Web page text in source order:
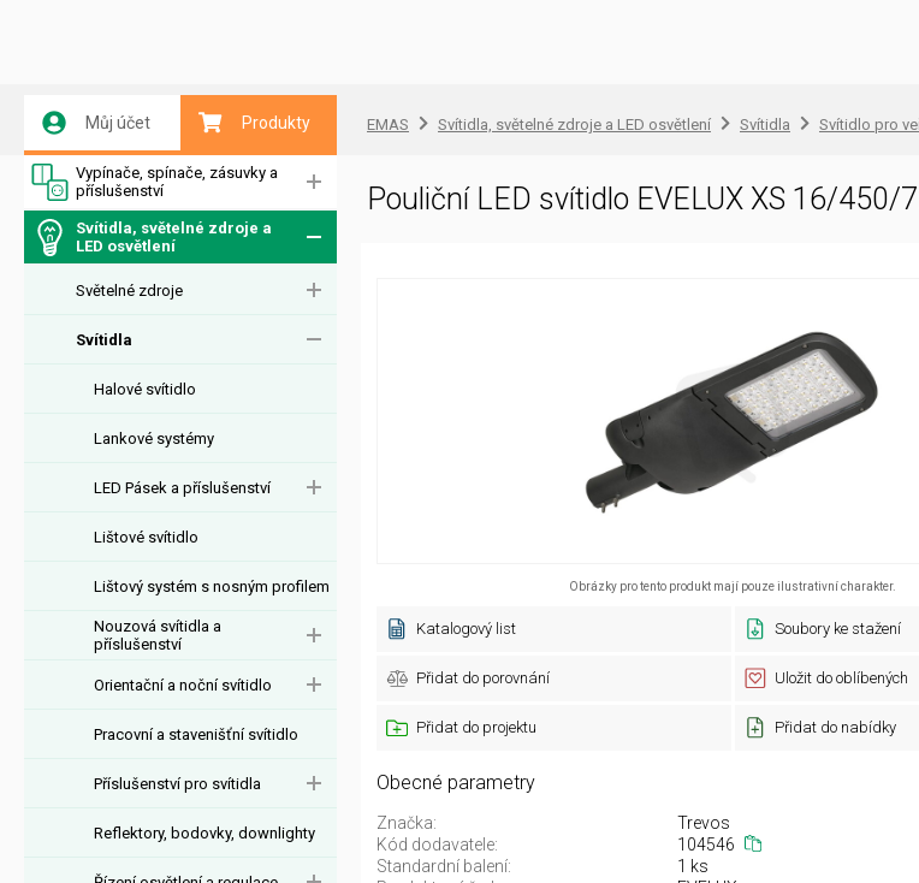
Můj účet Produkty
Vypínače, spínače, zásuvky a
příslušenství
Svítidla, světelné zdroje a
LED osvětlení
Světelné zdroje
Svítidla
Halové svítidlo
Lankové systémy
LED Pásek a příslušenství
Lištové svítidlo
Lištový systém s nosným profilem
Nouzová svítidla a
příslušenství
Orientační a noční svítidlo
Pracovní a stavenišťní svítidlo
Příslušenství pro svítidla
Reflektory, bodovky, downlighty
EMAS Svítidla, světelné zdroje a LED osvětlení Svítidla Svítidlo pro
Pouliční LED svítidlo EVELUX XS 16/450/
Obrázky pro tento produkt mají pouze ilustrativní charakter.
Katalogový list Soubory ke stažení
Přidat do porovnání Uložit do oblíbených
Přidat do projektu Přidat do nabídky
Obecné parametry
Značka: Trevos
Kód dodavatele:
104546
Standardní balení:
1 ks